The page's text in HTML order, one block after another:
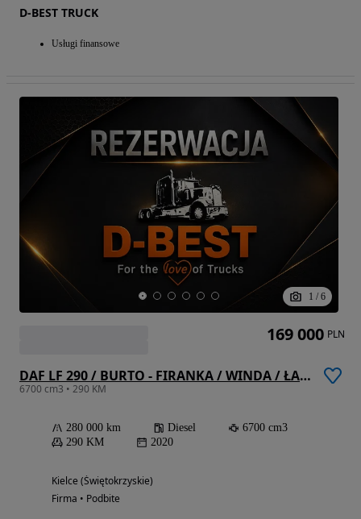
D-BEST TRUCK
Usługi finansowe
1 / 6
DAF LF 290 / BURTO - FIRANKA / WINDA / ŁADOWNOŚĆ 8572 KG / AUTOMAT / 280 TYŚ KM / 2020 ROK
6700 cm3 • 290 KM
280 000 km Diesel
6700 cm3
290 KM
2020
Kielce (Świętokrzyskie)
Firma • Podbite
169 000 PLN